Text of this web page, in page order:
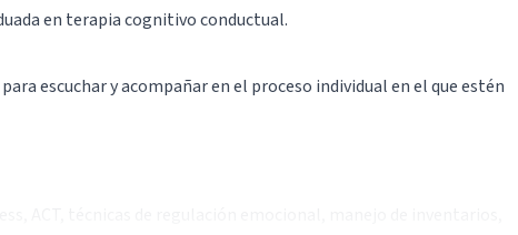
en terapia cognitivo conductual.
escuchar y acompañar en el proceso individual en el que estén